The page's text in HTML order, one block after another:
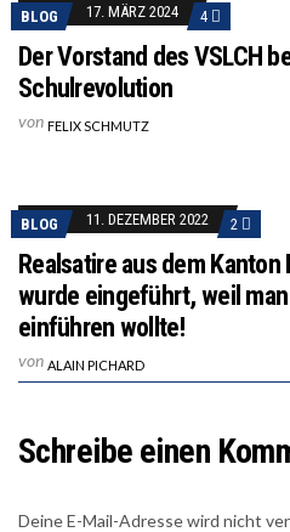
BLOG 17. MÄRZ 2024 4
Der Vorstand des VSLCH
Schulrevolution
von FELIX SCHMUTZ
BLOG 11. DEZEMBER 2022 2
Realsatire aus dem
wurde eingeführt, weil
einführen wollte!
von ALAIN PICHARD
Schreibe einen
Deine E-Mail-Adresse wird nicht